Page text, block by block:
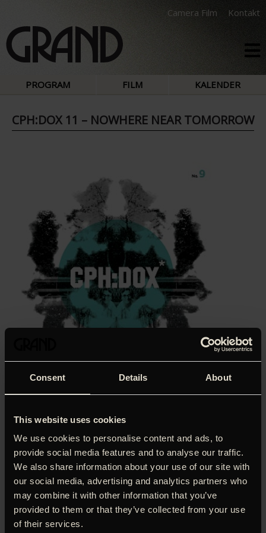
Consent Details About
This website uses cookies
We use cookies to personalise content and ads, to
provide social media features and to analyse our traffic.
We also share information about your use of our site with
our social media, advertising and analytics partners who
may combine it with other information that you’ve
provided to them or that they’ve collected from your use
of their services.
Camera Film Kontakt
PROGRAM FILM KALENDER
CPH:DOX 11 – NOWHERE NEAR TOMORROW
Omvæltningerne i de arabiske lande har ikke nødvendigvis
en begyndelse, en midte og en slutning – og heller ikke
nødvendigvis i den rækkefølge. Det minder ‘Nowhere Near
Tomorrow’ os om, og det er måske på høje tid. Det hele
starter og slutter ganske vist med viljen til frihed. Men hvis
man er irakisk flygtning i Syrien er problemerne knap ovre,